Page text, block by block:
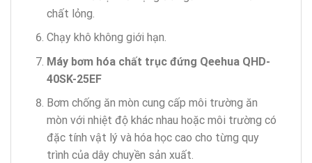
chất lỏng.
Chạy khô không giới hạn.
Máy bơm hóa chất trục đứng Qeehua QHD-
40SK-25EF
Bơm chống ăn mòn cung cấp môi trường ăn
mòn với nhiệt độ khác nhau hoặc môi trường có
đặc tính vật lý và hóa học cao cho từng quy
trình của dây chuyền sản xuất.